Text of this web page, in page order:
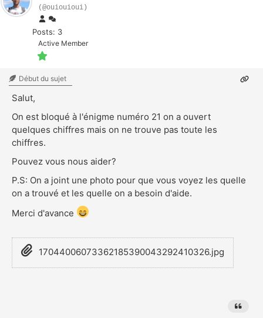
(@ouiouioui)
Posts: 3
Active Member
Début du sujet
Salut,
On est bloqué à l'énigme numéro 21 on a ouvert
quelques chiffres mais on ne trouve pas toute les
chiffres.
Pouvez vous nous aider?
P.S: On a joint une photo pour que vous voyez les quelle
on a trouvé et les quelle on a besoin d'aide.
Merci d'avance
17044006073362185390043292410326.jpg